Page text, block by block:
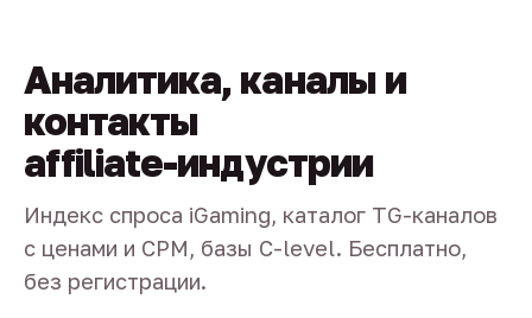
Аналитика, каналы и
контакты
affiliate-индустрии
Индекс спроса iGaming, каталог TG-каналов
с ценами и CPM, базы C-level. Бесплатно,
без регистрации.